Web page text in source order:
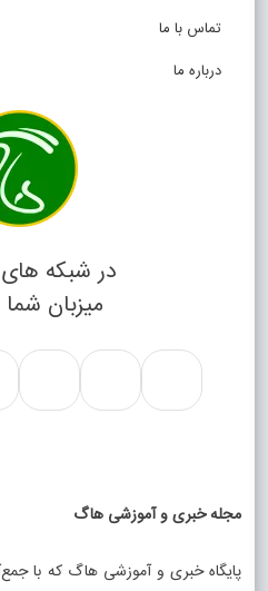
تماس با ما
درباره ما
در شبکه
میزبان
مجله خبری و آموزشی هاگ
پایگاه خبری و آموزشی هاگ که با